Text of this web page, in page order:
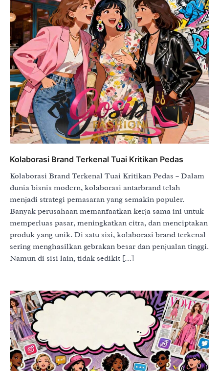
Kolaborasi Brand Terkenal Tuai Kritikan Pedas
Kolaborasi Brand Terkenal Tuai Kritikan Pedas – Dalam
dunia bisnis modern, kolaborasi antarbrand telah
menjadi strategi pemasaran yang semakin populer.
Banyak perusahaan memanfaatkan kerja sama ini untuk
memperluas pasar, meningkatkan citra, dan menciptakan
produk yang unik. Di satu sisi, kolaborasi brand terkenal
sering menghasilkan gebrakan besar dan penjualan tinggi.
Namun di sisi lain, tidak sedikit […]